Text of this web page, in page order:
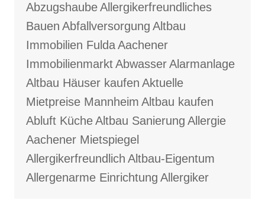
AbzugshaubeAllergikerfreundliches
Bauen Abfallversorgung Altbau
Immobilien FuldaAachener
ImmobilienmarktAbwasserAlarmanlage
Altbau Häuser kaufen Aktuelle
Mietpreise Mannheim Altbau kaufen
Abluft KücheAltbau Sanierung Allergie
Aachener Mietspiegel
Allergikerfreundlich Altbau-Eigentum
Allergenarme Einrichtung Allergiker